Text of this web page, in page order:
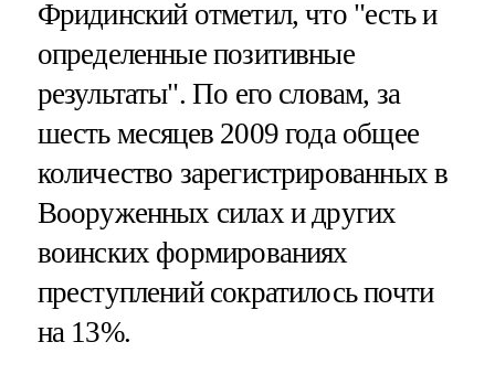
Фридинский отметил, что "есть и
определенные позитивные
результаты". По его словам, за
шесть месяцев 2009 года общее
количество зарегистрированных в
Вооруженных силах и других
воинских формированиях
преступлений сократилось почти
на 13%.